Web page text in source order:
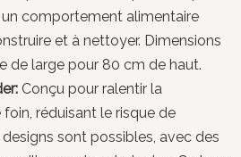
comportement alimentaire
et à nettoyer. Dimensions
de large pour 80 cm de haut.
Conçu pour ralentir la
réduisant le risque de
sont possibles, avec des